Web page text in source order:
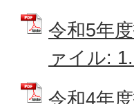
令和5年
ァイル:
令和4年